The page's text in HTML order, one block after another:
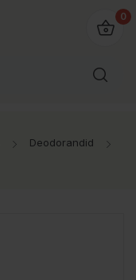
0
Deodorandid